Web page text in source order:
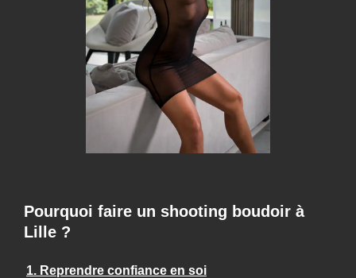
Pourquoi faire un shooting boudoir à
Lille ?
1. Reprendre confiance en soi